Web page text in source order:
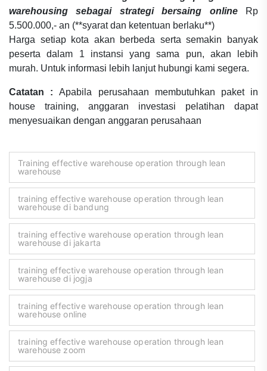
warehousing sebagai strategi bersaing online
Rp
5.500.000,- an (**syarat dan ketentuan berlaku**)
Harga setiap kota akan berbeda serta semakin banyak
peserta dalam 1 instansi yang sama pun, akan lebih
murah. Untuk informasi lebih lanjut hubungi kami segera.
Catatan : Apabila perusahaan membutuhkan paket in
house training, anggaran investasi pelatihan dapat
menyesuaikan dengan anggaran perusahaan
Training effective warehouse operation through lean
warehouse
training effective warehouse operation through lean
warehouse di bandung
training effective warehouse operation through lean
warehouse di jakarta
training effective warehouse operation through lean
warehouse di jogja
training effective warehouse operation through lean
warehouse online
training effective warehouse operation through lean
warehouse zoom